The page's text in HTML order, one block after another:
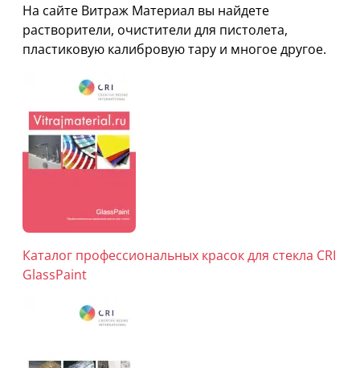
На сайте Витраж Материал вы найдете
растворители, очистители для пистолета,
пластиковую калибровую тару и многое другое.
Каталог профессиональных красок для стекла CRI
GlassPaint